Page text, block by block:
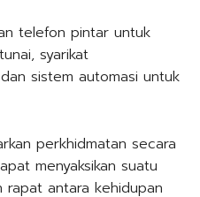
telefon pintar untuk
syarikat
sistem automasi untuk
perkhidmatan secara
menyaksikan suatu
rapat antara kehidupan